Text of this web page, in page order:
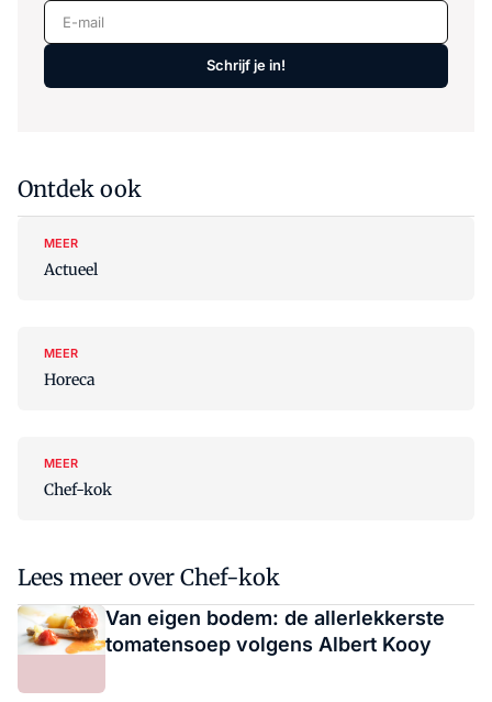
E-mail
Schrijf je in!
Ontdek ook
MEER
Actueel
MEER
Horeca
MEER
Chef-kok
Lees meer over Chef-kok
Van eigen bodem: de allerlekkerste
tomatensoep volgens Albert Kooy